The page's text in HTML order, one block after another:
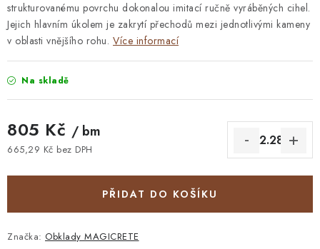
strukturovanému povrchu dokonalou imitací ručně vyráběných cihel.
Jejich hlavním úkolem je zakrytí přechodů mezi jednotlivými kameny
v oblasti vnějšího rohu. Více informací
Na skladě
805 Kč / bm
665,29 Kč bez DPH
PŘIDAT DO KOŠÍKU
Značka: Obklady MAGICRETE